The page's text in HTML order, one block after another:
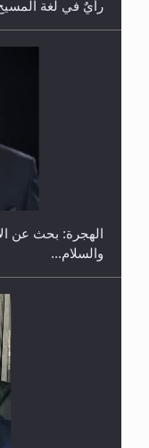
إتمام حفظ
رأيٌ في لغة المسيح
الهجرة: بحث عن
والسلام...